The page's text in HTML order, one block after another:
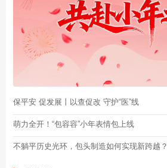
保平安 促发展丨以查促改 守护“医”线
萌力全开！“包容容”小年表情包上线
不躺平历史光环，包头制造如何实现新跨越？